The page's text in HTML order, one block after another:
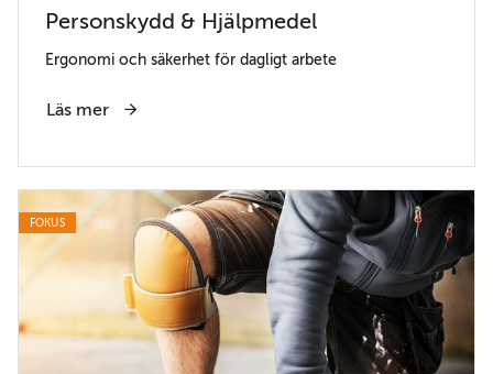
Personskydd & Hjälpmedel
Ergonomi och säkerhet för dagligt arbete
Läs mer
FOKUS